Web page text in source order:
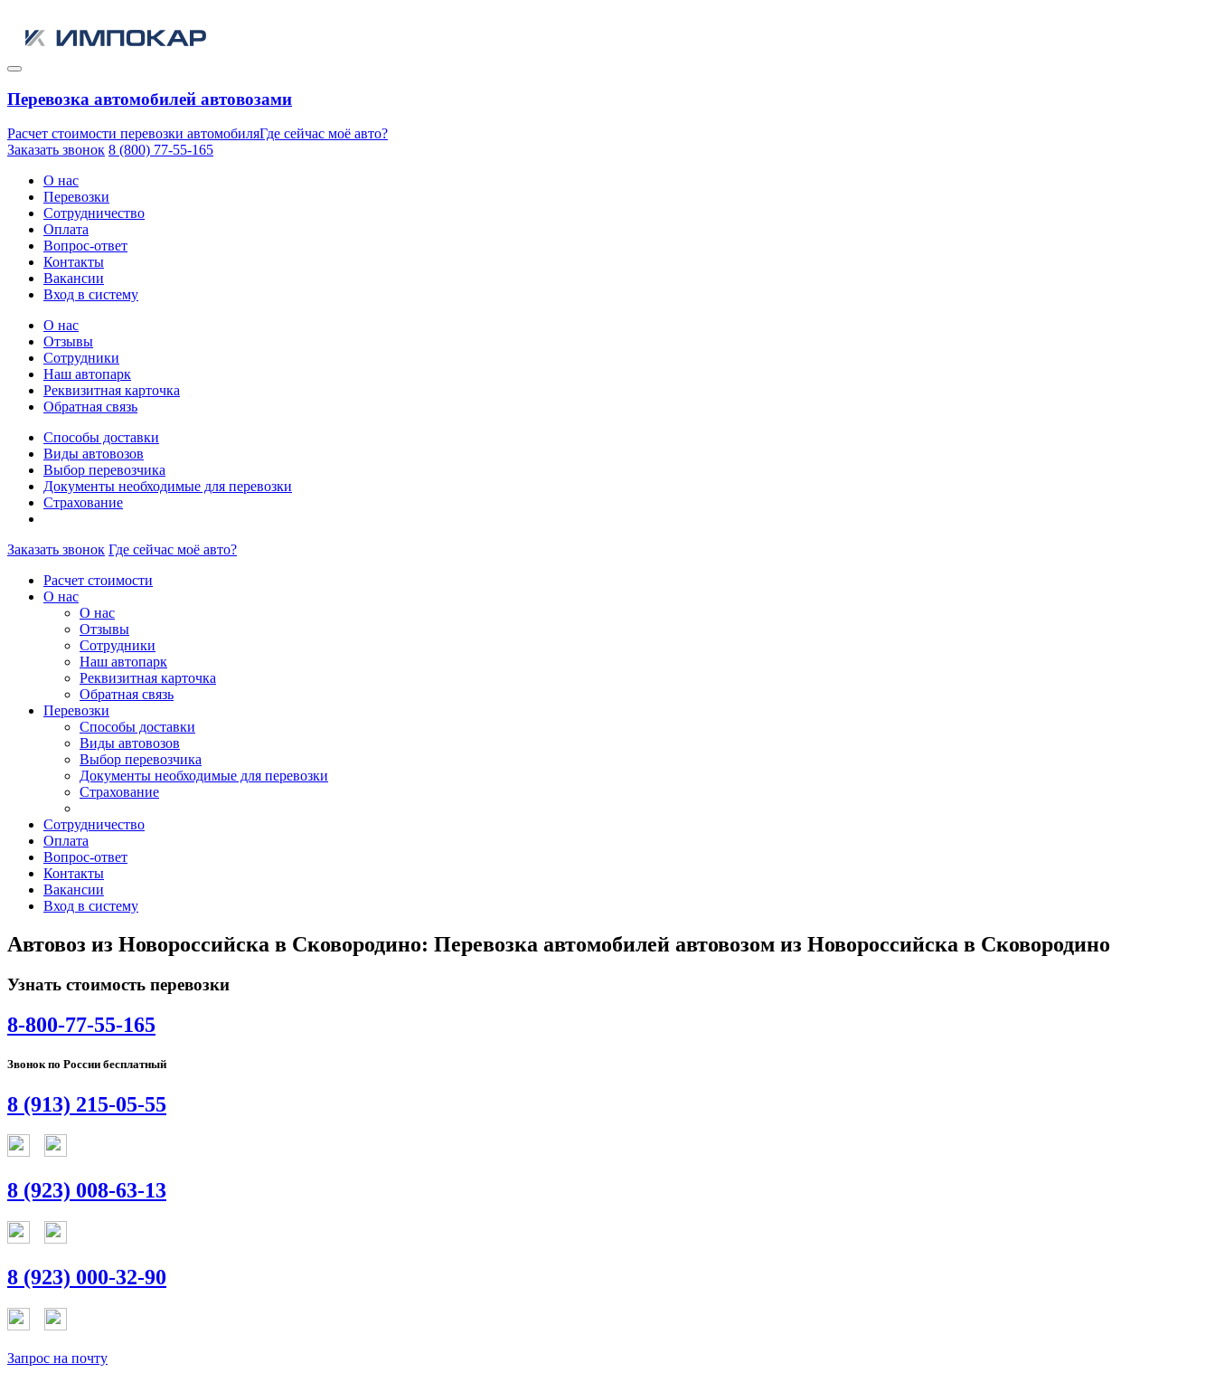
Перевозка автомобилей автовозами
Расчет стоимости перевозки автомобиляГде сейчас моё авто?
Заказать звонок 8 (800) 77-55-165
О нас
Перевозки
Сотрудничество
Оплата
Вопрос-ответ
Контакты
Вакансии
Вход в систему
О нас
Отзывы
Сотрудники
Наш автопарк
Реквизитная карточка
Обратная связь
Способы доставки
Виды автовозов
Выбор перевозчика
Документы необходимые для перевозки
Страхование
Заказать звонок Где сейчас моё авто?
Расчет стоимости
О нас
О нас
Отзывы
Сотрудники
Наш автопарк
Реквизитная карточка
Обратная связь
Перевозки
Способы доставки
Виды автовозов
Выбор перевозчика
Документы необходимые для перевозки
Страхование
Сотрудничество
Оплата
Вопрос-ответ
Контакты
Вакансии
Вход в систему
Автовоз из Новороссийска в Сковородино: Перевозка автомобилей автовозом из Новороссийска в Сковородино
Узнать стоимость перевозки
8-800-77-55-165
Звонок по России бесплатный
8 (913) 215-05-55
8 (923) 008-63-13
8 (923) 000-32-90
Запрос на почту